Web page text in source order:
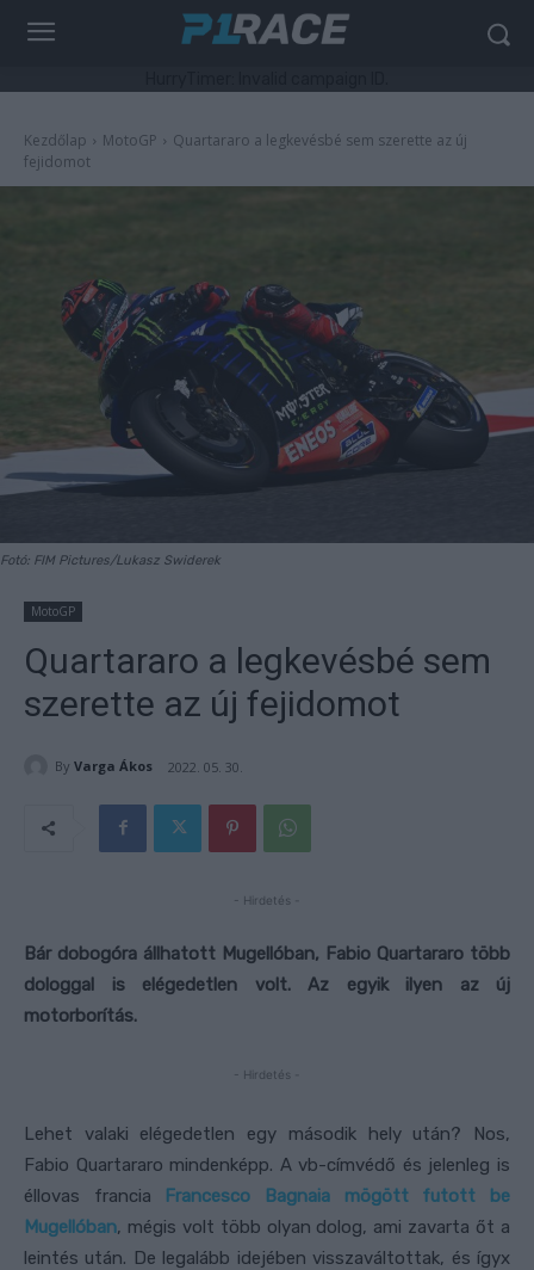
Kezdőlap MotoGP
Quartararo a legkevésbé sem szerette az új
fejidomot
Fotó: FIM Pictures/Lukasz Swiderek
MotoGP
Quartararo a legkevésbé sem
szerette az új fejidomot
By Varga Ákos 2022. 05. 30.
- Hirdetés -
Bár dobogóra állhatott Mugellóban, Fabio Quartararo több
dologgal is elégedetlen volt. Az egyik ilyen az új
motorborítás.
- Hirdetés -
Lehet valaki elégedetlen egy második hely után? Nos,
Fabio Quartararo mindenképp. A vb-címvédő és jelenleg is
éllovas francia
Francesco Bagnaia mögött futott be
Mugellóban, mégis volt több olyan dolog, ami zavarta őt a
leintés után. De legalább idejében visszaváltottak, és ígyx